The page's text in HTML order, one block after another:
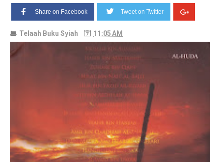
Share on Facebook Tweet on Twitter
Telaah Buku Syiah 11:05 AM